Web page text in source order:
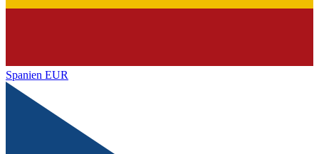
Spanien EUR